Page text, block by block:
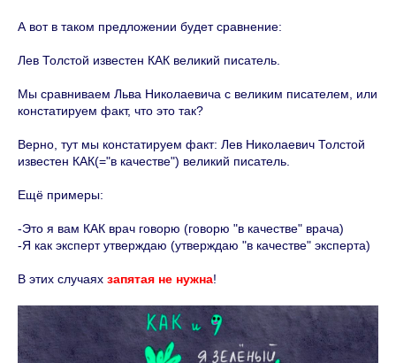
А вот в таком предложении будет сравнение:
Лев Толстой известен КАК великий писатель.
Мы сравниваем Льва Николаевича с великим писателем, или
констатируем факт, что это так?
Верно, тут мы констатируем факт: Лев Николаевич Толстой
известен КАК(="в качестве") великий писатель.
Ещё примеры:
-Это я вам КАК врач говорю (говорю "в качестве" врача)
-Я как эксперт утверждаю (утверждаю "в качестве" эксперта)
В этих случаях запятая не нужна!